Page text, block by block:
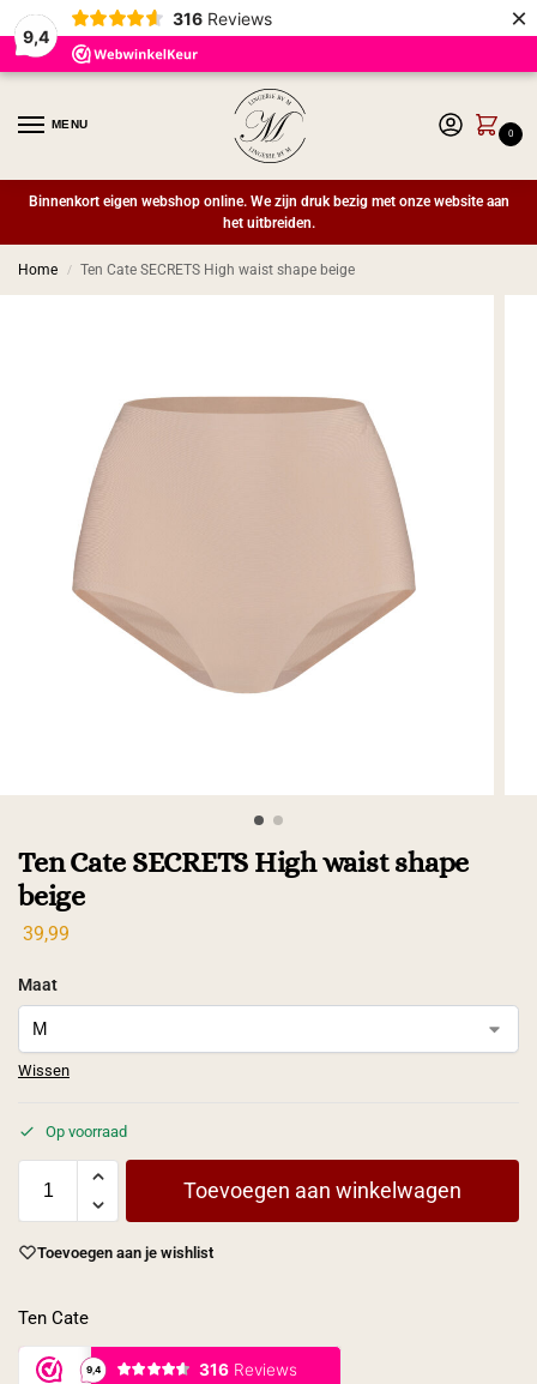
9,4
316 Reviews ×
MENU
0
Binnenkort eigen webshop online. We zijn druk bezig met onze website aan
het uitbreiden.
Home / Ten Cate SECRETS High waist shape beige
Ten Cate SECRETS High waist shape
beige
39,99
Maat
Wissen
Op voorraad
Toevoegen aan winkelwagen
Toevoegen aan je wishlist
Ten Cate